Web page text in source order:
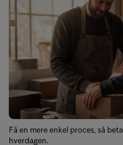
Få en mere enkel proces, så
hverdagen.